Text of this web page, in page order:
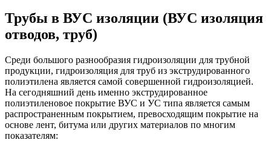
Трубы в ВУС изоляции (ВУС изоляция
отводов, труб)
Среди большого разнообразия гидроизоляции для трубной
продукции, гидроизоляция для труб из экструдированного
полиэтилена является самой совершенной гидроизоляцией.
На сегодняшний день именно экструдированное
полиэтиленовое покрытие ВУС и УС типа является самым
распространенным покрытием, превосходящим покрытие на
основе лент, битума или других материалов по многим
показателям: